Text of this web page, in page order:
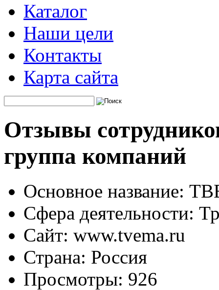
Каталог
Наши цели
Контакты
Карта сайта
Отзывы
группа компаний
Основное название:
Сфера деятельности:
Сайт: www.tvema.ru
Страна: Россия
Просмотры: 926